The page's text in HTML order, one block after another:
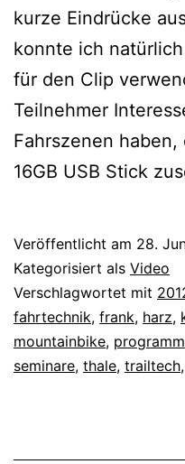
kurze Eindrücke
konnte ich
für den Clip
Teilnehmer
Fahrszenen
16GB USB Stick
Veröffentlicht am 28.
Kategorisiert als Video
Verschlagwortet mit
fahrtechnik, frank, harz,
mountainbike, programm
seminare, thale, trailtech,